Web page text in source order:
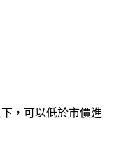
，可以低於市價進